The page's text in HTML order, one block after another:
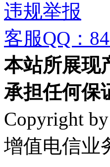
违规举报
客服QQ：
本站所展现
承担任何保
Copyright
增值电信业